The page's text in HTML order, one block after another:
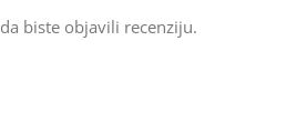
da biste objavili recenziju.